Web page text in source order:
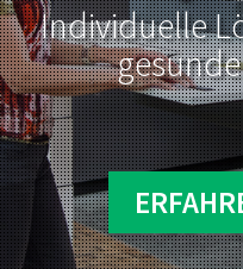
Individuelle